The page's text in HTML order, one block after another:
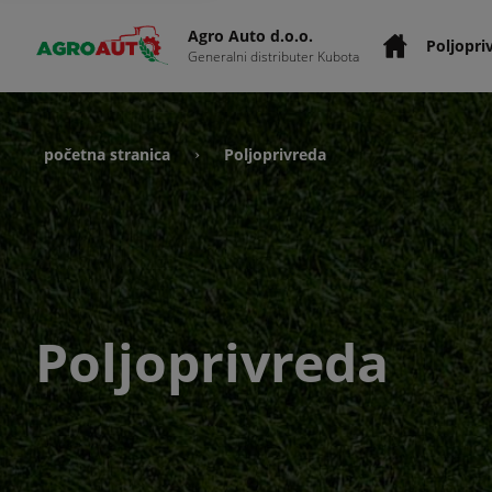
Agro Auto d.o.o.
Generalni distributer Kubota
početna stranica › Poljoprivreda
Poljoprivreda